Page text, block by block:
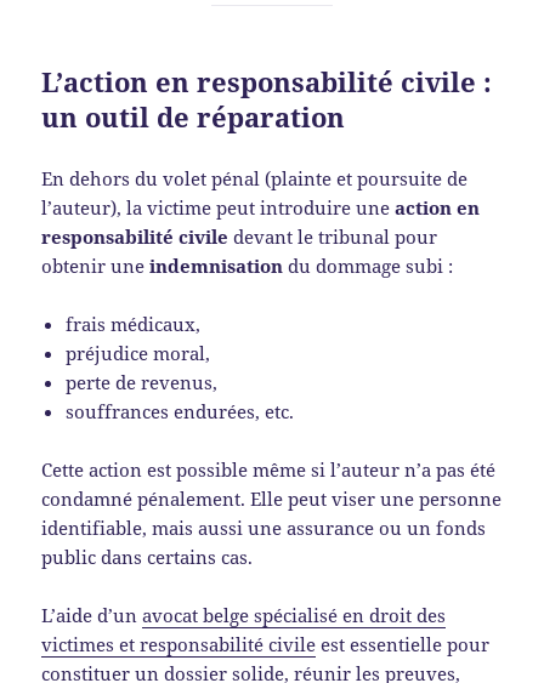
L’action en responsabilité civile :
un outil de réparation
En dehors du volet pénal (plainte et poursuite de
l’auteur), la victime peut introduire uneaction en
responsabilité civile devant le tribunal pour
obtenir uneindemnisation du dommage subi :
frais médicaux,
préjudice moral,
perte de revenus,
souffrances endurées, etc.
Cette action est possible même si l’auteur n’a pas été
condamné pénalement. Elle peut viser une personne
identifiable, mais aussi une assurance ou un fonds
public dans certains cas.
L’aide d’unavocat belge spécialisé en droit des
victimes et responsabilité civile est essentielle pour
constituer un dossier solide, réunir les preuves,